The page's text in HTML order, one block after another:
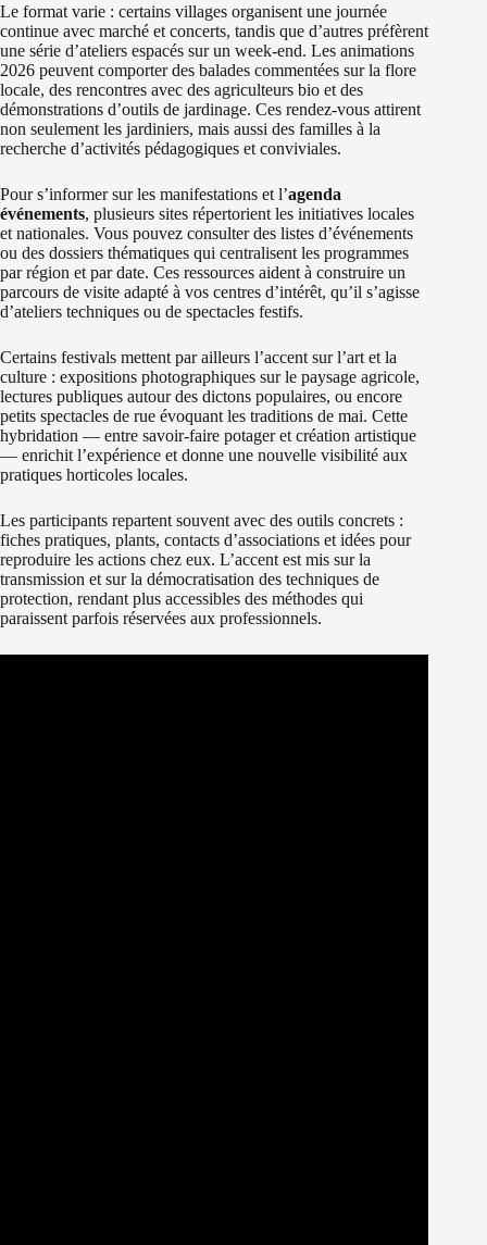
Le format varie : certains villages organisent une journée
continue avec marché et concerts, tandis que d’autres préfèrent
une série d’ateliers espacés sur un week-end. Les animations
2026 peuvent comporter des balades commentées sur la flore
locale, des rencontres avec des agriculteurs bio et des
démonstrations d’outils de jardinage. Ces rendez-vous attirent
non seulement les jardiniers, mais aussi des familles à la
recherche d’activités pédagogiques et conviviales.
Pour s’informer sur les manifestations et l’agenda
événements, plusieurs sites répertorient les initiatives locales
et nationales. Vous pouvez consulter des listes d’événements
ou des dossiers thématiques qui centralisent les programmes
par région et par date. Ces ressources aident à construire un
parcours de visite adapté à vos centres d’intérêt, qu’il s’agisse
d’ateliers techniques ou de spectacles festifs.
Certains festivals mettent par ailleurs l’accent sur l’art et la
culture : expositions photographiques sur le paysage agricole,
lectures publiques autour des dictons populaires, ou encore
petits spectacles de rue évoquant les traditions de mai. Cette
hybridation — entre savoir-faire potager et création artistique
— enrichit l’expérience et donne une nouvelle visibilité aux
pratiques horticoles locales.
Les participants repartent souvent avec des outils concrets :
fiches pratiques, plants, contacts d’associations et idées pour
reproduire les actions chez eux. L’accent est mis sur la
transmission et sur la démocratisation des techniques de
protection, rendant plus accessibles des méthodes qui
paraissent parfois réservées aux professionnels.